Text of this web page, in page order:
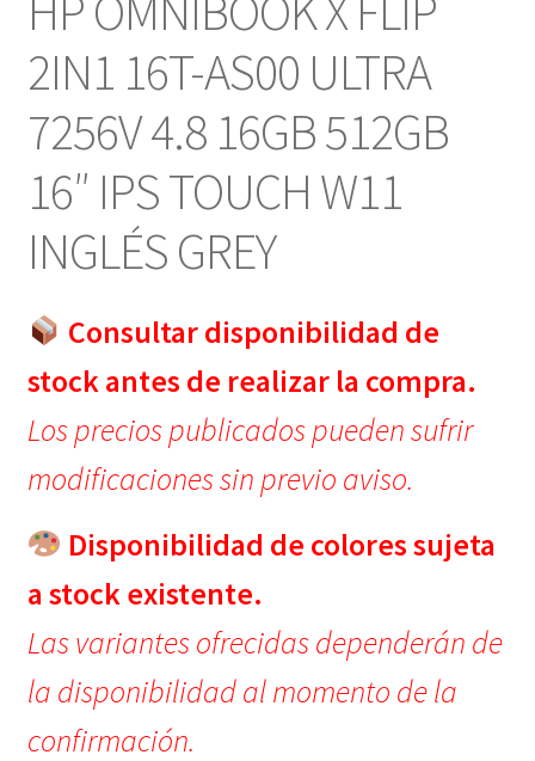
2IN1 16T-AS00 ULTRA
7256V 4.8 16GB 512GB
16″ IPS TOUCH W11
INGLÉS GREY
Consultar disponibilidad de
stock antes de realizar la compra.
Los precios publicados pueden sufrir
modificaciones sin previo aviso.
Disponibilidad de colores sujeta
a stock existente.
Las variantes ofrecidas dependerán de
la disponibilidad al momento de la
confirmación.